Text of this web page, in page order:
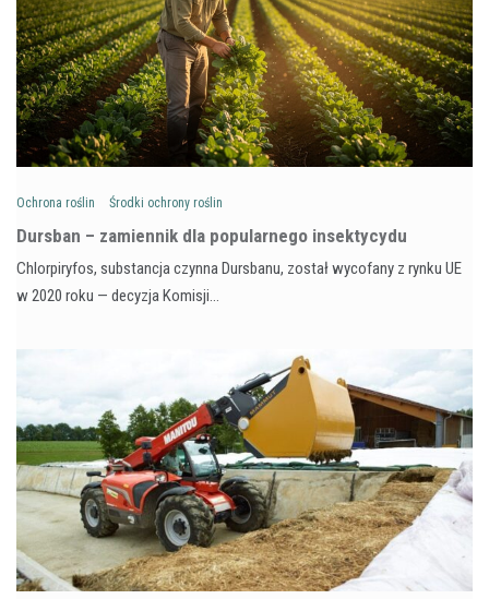
Ochrona roślin Środki ochrony roślin
Dursban – zamiennik dla popularnego insektycydu
Chlorpiryfos, substancja czynna Dursbanu, został wycofany z rynku UE
w 2020 roku — decyzja Komisji…